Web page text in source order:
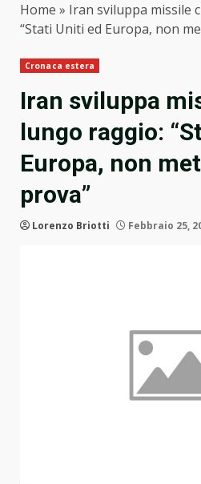
Home » Iran sviluppa missile
“Stati Uniti ed Europa, non
Cronaca estera
Iran sviluppa
lungo raggio:
Europa, non
prova”
Lorenzo Briotti Febbraio 25,